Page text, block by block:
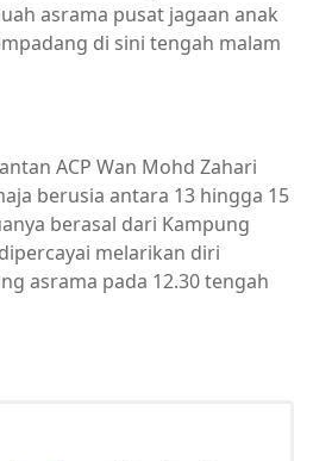
asrama pusat jagaan anak
di sini tengah malam
ACP Wan Mohd Zahari
berusia antara 13 hingga 15
berasal dari Kampung
melarikan diri
asrama pada 12.30 tengah